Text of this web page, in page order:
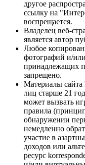
другое
ссылку на
воспрещается.
Владелец веб-
является автор
Любое
фотографий и/
принадлежащих
запрещено.
Материалы сайта
лиц старше 21
может вызвать
правила
обнаружении
немедленно
участие в
доходов или
ресурс